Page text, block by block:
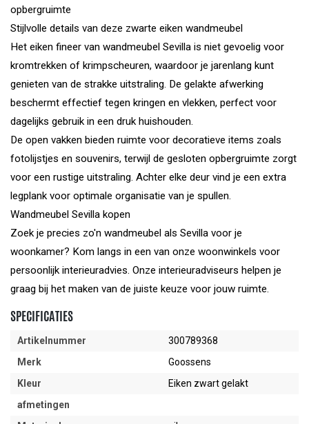
opbergruimte
Stijlvolle details van deze zwarte eiken wandmeubel
Het eiken fineer van wandmeubel Sevilla is niet gevoelig voor
kromtrekken of krimpscheuren, waardoor je jarenlang kunt
genieten van de strakke uitstraling. De gelakte afwerking
beschermt effectief tegen kringen en vlekken, perfect voor
dagelijks gebruik in een druk huishouden.
De open vakken bieden ruimte voor decoratieve items zoals
fotolijstjes en souvenirs, terwijl de gesloten opbergruimte zorgt
voor een rustige uitstraling. Achter elke deur vind je een extra
legplank voor optimale organisatie van je spullen.
Wandmeubel Sevilla kopen
Zoek je precies zo'n wandmeubel als Sevilla voor je
woonkamer? Kom langs in een van onze woonwinkels voor
persoonlijk interieuradvies. Onze interieuradviseurs helpen je
graag bij het maken van de juiste keuze voor jouw ruimte.
SPECIFICATIES
Artikelnummer
300789368
Merk
Goossens
Kleur
Eiken zwart gelakt
afmetingen